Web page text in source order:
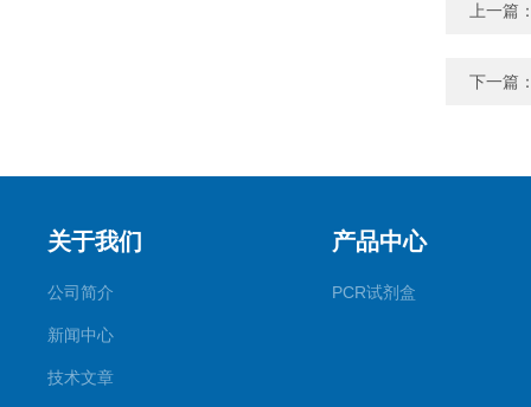
上一篇
下一篇
关于我们
公司简介
新闻中心
技术文章
产品中心
PCR试剂盒